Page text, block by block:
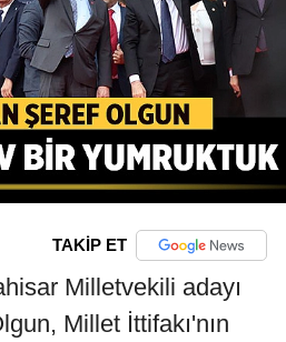
TAKİP ET
Milletvekili adayı
Millet İttifakı'nın